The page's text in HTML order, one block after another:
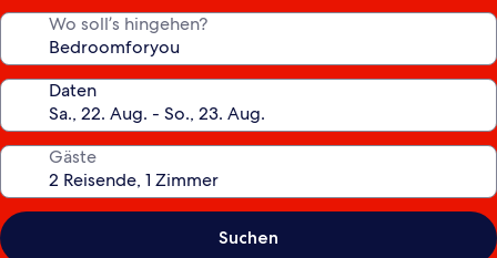
Wo soll’s hingehen?
Daten
Gäste
Suchen